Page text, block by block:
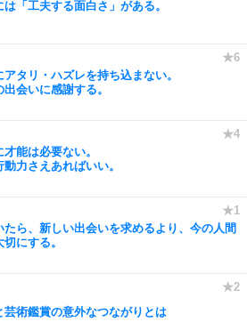
は「工夫する面白さ」がある。
アタリ・ハズレを持ち込まない。
会いに感謝する。
能は必要ない。
動力さえあればいい。
たら、新しい出会いを求めるより、今の人間
にする。
芸術鑑賞の意外なつながりとは